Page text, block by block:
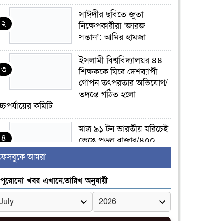
২
সাঈদীর ছবিতে জুতা
নিক্ষেপকারীরা ‘জারজ
সন্তান’: আমির হামজা
৩
ইসলামী বিশ্ববিদ্যালয়র ৪৪
শিক্ষককে ঘিরে দেশব্যাপী
গোপন তৎপরতার অভিযোগ/
তদন্তে গঠিত হলো
কমিটি
৪
মাত্র ৯১ টন ভারতীয় মরিচেই
ভেঙে পড়ল বাজার/৪০০
৫
জুলাই আন্দোলন ছিল
সম্মিলিত, লক্ষ্য হওয়া উচিত
ঐক্য ও রাষ্ট্রগঠন
আমরা
পুরোনো খবর এখানে,তারিখ অনুযায়ী